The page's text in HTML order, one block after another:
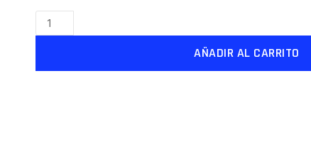
AÑADIR AL CARRITO